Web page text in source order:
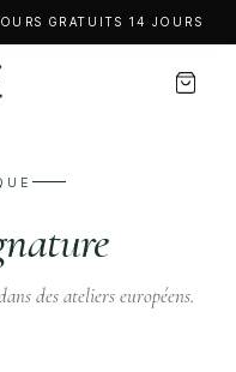
GRATUITS 14 JOURS
des ateliers européens.